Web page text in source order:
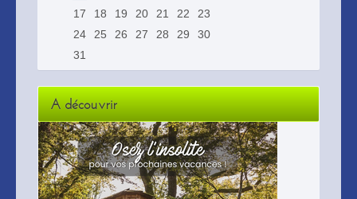
17
18 19 20 21 22
23
24
25 26 27 28 29
30
31
A découvrir